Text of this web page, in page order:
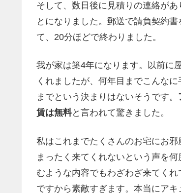
そして、数日後に見積りの連絡が
とになりました。郵送で請負契約
て、20分ほどで終わりました。
我が家は築4年になります。以前に
くれましたが、何年目までこんな
までという決まりはないそうです。
賃は無料と言われて驚きました。
私はこれまでたくさんのお宅にお
まったく来てくれないという声を
むような内容でもわざわざ来てく
ですから素敵すぎます。本当にア